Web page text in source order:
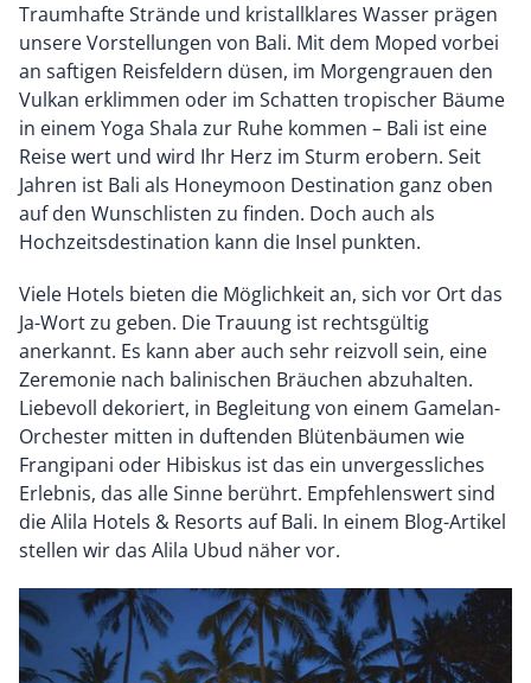
Traumhafte Strände und kristallklares Wasser prägen
unsere Vorstellungen von Bali. Mit dem Moped vorbei
an saftigen Reisfeldern düsen, im Morgengrauen den
Vulkan erklimmen oder im Schatten tropischer Bäume
in einem Yoga Shala zur Ruhe kommen – Bali ist eine
Reise wert und wird Ihr Herz im Sturm erobern. Seit
Jahren ist Bali als Honeymoon Destination ganz oben
auf den Wunschlisten zu finden. Doch auch als
Hochzeitsdestination kann die Insel punkten.
Viele Hotels bieten die Möglichkeit an, sich vor Ort das
Ja-Wort zu geben. Die Trauung ist rechtsgültig
anerkannt. Es kann aber auch sehr reizvoll sein, eine
Zeremonie nach balinischen Bräuchen abzuhalten.
Liebevoll dekoriert, in Begleitung von einem Gamelan-
Orchester mitten in duftenden Blütenbäumen wie
Frangipani oder Hibiskus ist das ein unvergessliches
Erlebnis, das alle Sinne berührt. Empfehlenswert sind
die Alila Hotels & Resorts auf Bali. In einem Blog-Artikel
stellen wir das Alila Ubud näher vor.